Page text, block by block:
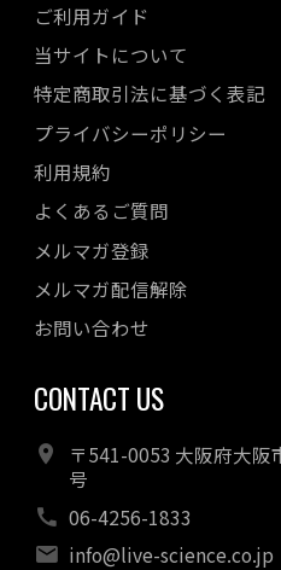
ご利用ガイド
当サイトについて
特定商取引法に基づく表記
プライバシーポリシー
利用規約
よくあるご質問
メルマガ登録
メルマガ配信解除
お問い合わせ
CONTACT US
〒541-0053 大阪府大
号
06-4256-1833
info@live-science.co.jp